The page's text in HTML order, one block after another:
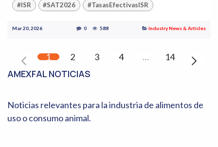
#ISR #SAT2026 #TasasEfectivasISR
Mar 20, 2026 0 588 Industry News & Articles
1 2 3 4 … 14
AMEXFAL NOTICIAS
Noticias relevantes para la industria de alimentos de
uso o consumo animal.